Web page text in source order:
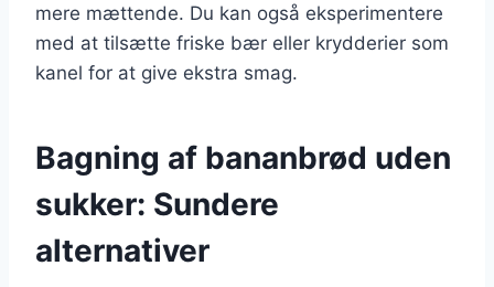
mere mættende. Du kan også eksperimentere
med at tilsætte friske bær eller krydderier som
kanel for at give ekstra smag.
Bagning af bananbrød uden
sukker: Sundere
alternativer